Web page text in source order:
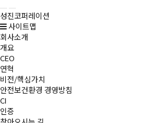
성진코퍼레이션
사이트맵
회사소개
개요
CEO
연혁
비전/핵심가치
안전보건환경 경영방침
CI
인증